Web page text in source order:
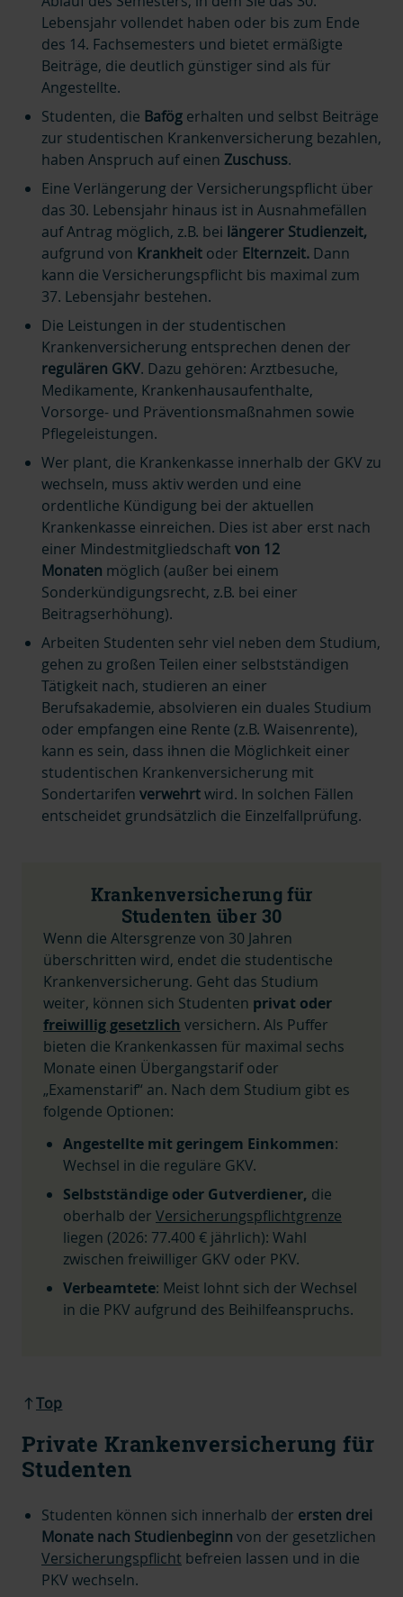
Lebensjahr vollendet haben oder bis zum Ende
des 14. Fachsemesters und bietet ermäßigte
Beiträge, die deutlich günstiger sind als für
Angestellte.
Studenten, die Bafög erhalten und selbst Beiträge
zur studentischen Krankenversicherung bezahlen,
haben Anspruch auf einen Zuschuss.
Eine Verlängerung der Versicherungspflicht über
das 30. Lebensjahr hinaus ist in Ausnahmefällen
auf Antrag möglich, z.B. bei längerer Studienzeit,
aufgrund von Krankheit oder Elternzeit. Dann
kann die Versicherungspflicht bis maximal zum
37. Lebensjahr bestehen.
Die Leistungen in der studentischen
Krankenversicherung entsprechen denen der
regulären GKV. Dazu gehören: Arztbesuche,
Medikamente, Krankenhausaufenthalte,
Vorsorge- und Präventionsmaßnahmen sowie
Pflegeleistungen.
Wer plant, die Krankenkasse innerhalb der GKV zu
wechseln, muss aktiv werden und eine
ordentliche Kündigung bei der aktuellen
Krankenkasse einreichen. Dies ist aber erst nach
einer Mindestmitgliedschaft von 12
Monaten möglich (außer bei einem
Sonderkündigungsrecht, z.B. bei einer
Beitragserhöhung).
Arbeiten Studenten sehr viel neben dem Studium,
gehen zu großen Teilen einer selbstständigen
Tätigkeit nach, studieren an einer
Berufsakademie, absolvieren ein duales Studium
oder empfangen eine Rente (z.B. Waisenrente),
kann es sein, dass ihnen die Möglichkeit einer
studentischen Krankenversicherung mit
Sondertarifen verwehrtwird. In solchen Fällen
entscheidet grundsätzlich die Einzelfallprüfung.
Krankenversicherung für
Studenten über 30
Wenn die Altersgrenze von 30 Jahren
überschritten wird, endet die studentische
Krankenversicherung. Geht das Studium
weiter, können sich Studenten privat oder
freiwillig gesetzlich versichern. Als Puffer
bieten die Krankenkassen für maximal sechs
Monate einen Übergangstarif oder
„Examenstarif“ an. Nach dem Studium gibt es
folgende Optionen:
Angestellte mit geringem Einkommen:
Wechsel in die reguläre GKV.
Selbstständige oder Gutverdiener, die
oberhalb der Versicherungspflichtgrenze
liegen (2026: 77.400 € jährlich): Wahl
zwischen freiwilliger GKV oder PKV.
Verbeamtete: Meist lohnt sich der Wechsel
in die PKV aufgrund des Beihilfeanspruchs.
Top
Private Krankenversicherung für
Studenten
Studenten können sich innerhalb der ersten drei
Monate nach Studienbeginn von der gesetzlichen
Versicherungspflicht befreien lassen und in die
PKV wechseln.